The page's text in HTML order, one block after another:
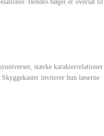
Hendes bøger er oversat til
stærke karakterrelationer
inviterer hun læserne